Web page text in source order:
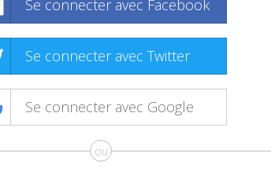
Se connecter avec Facebook
Se connecter avec Twitter
Se connecter avec Google
ou